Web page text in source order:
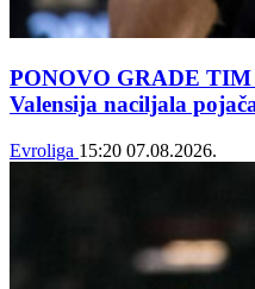
PONOVO GRADE
Valensija naciljala
Evroliga 15:20 07.08.2026.